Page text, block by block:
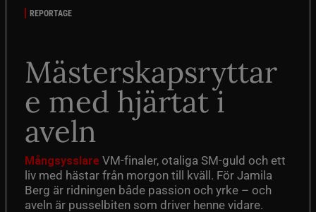
REPORTAGE
Mästerskapsryttar
e med hjärtat i
aveln
Mångsysslare VM-finaler, otaliga SM-guld och ett
liv med hästar från morgon till kväll. För Jamila
Berg är ridningen både passion och yrke – och
aveln är pusselbiten som driver henne vidare.